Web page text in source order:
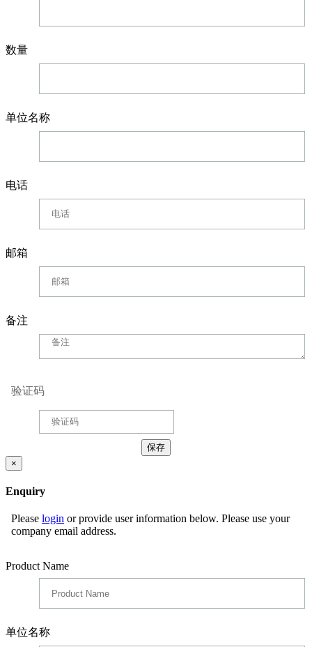
数量
单位名称
电话
邮箱
备注
验证码
×
Enquiry
Please login or provide user information below. Please use your
company email address.
Product Name
单位名称